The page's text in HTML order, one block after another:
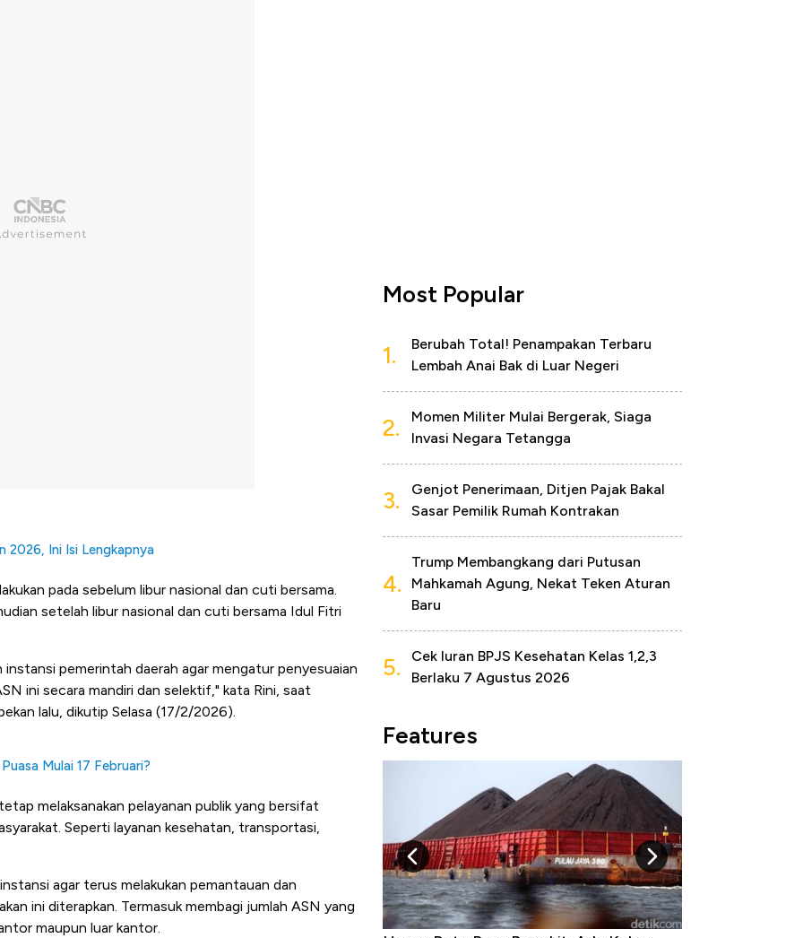
2026, Ini Isi Lengkapnya
pada sebelum libur nasional dan cuti bersama.
setelah libur nasional dan cuti bersama Idul Fitri
instansi pemerintah daerah agar mengatur penyesuaian
ini secara mandiri dan selektif," kata Rini, saat
lalu, dikutip Selasa (17/2/2026).
Mulai 17 Februari?
melaksanakan pelayanan publik yang bersifat
Seperti layanan kesehatan, transportasi,
agar terus melakukan pemantauan dan
ini diterapkan. Termasuk membagi jumlah ASN yang
maupun luar kantor.
Most Popular
1.
Berubah Total! Penampakan Terbaru
Lembah Anai Bak di Luar Negeri
2.
Momen Militer Mulai Bergerak, Siaga
Invasi Negara Tetangga
3.
Genjot Penerimaan, Ditjen Pajak Bakal
Sasar Pemilik Rumah Kontrakan
4.
Trump Membangkang dari Putusan
Mahkamah Agung, Nekat Teken Aturan
Baru
5.
Cek Iuran BPJS Kesehatan Kelas 1,2,3
Berlaku 7 Agustus 2026
Features